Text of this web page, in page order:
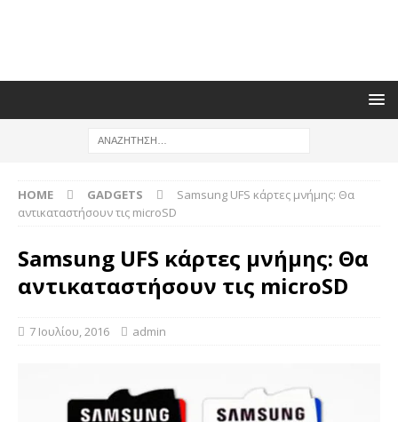
HOME GADGETS
Samsung UFS κάρτες μνήμης: Θα
αντικαταστήσουν τις microSD
Samsung UFS κάρτες μνήμης: Θα
αντικαταστήσουν τις microSD
7 Ιουλίου, 2016 admin